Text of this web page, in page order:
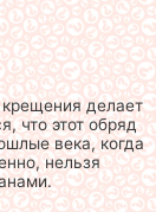
делает
что этот обряд
века, когда
нельзя